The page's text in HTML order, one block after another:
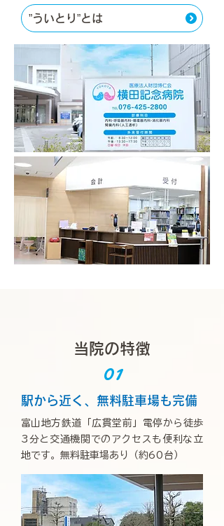
”ういとり”とは
当院の特徴
駅から近く、無料駐車場も完備
富山地方鉄道「広貫堂前」電停から徒歩
3分と交通機関でのアクセスも便利な立
地です。無料駐車場あり（約60台）
01